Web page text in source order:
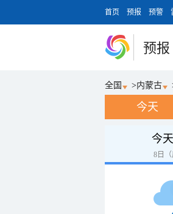
首页 预报 预警
预报
全国 >内蒙古
今天
今
8日（